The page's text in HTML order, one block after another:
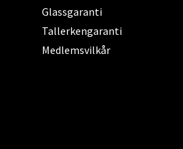
Glassgaranti
Tallerkengaranti
Medlemsvilkår
Velg
Storo
Oslo